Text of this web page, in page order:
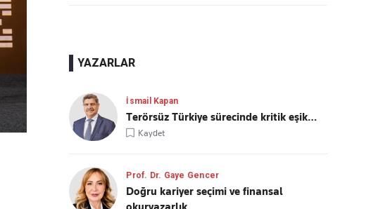
YAZARLAR
İsmail Kapan
Terörsüz Türkiye sürecinde kritik eşik…
Kaydet
Prof. Dr. Gaye Gencer
Doğru kariyer seçimi ve finansal